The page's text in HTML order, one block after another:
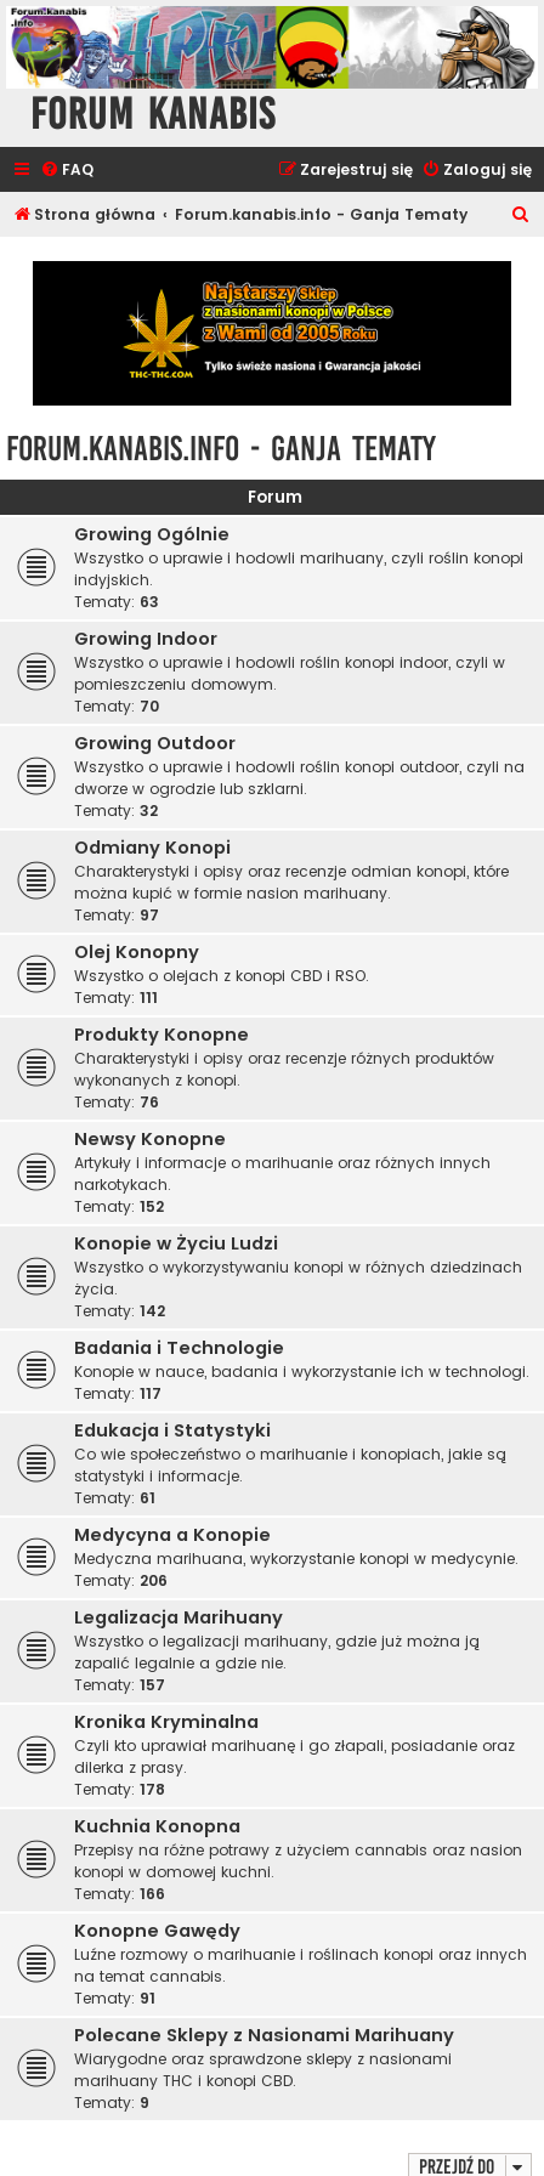
Forum Kanabis
FAQ Zaloguj się
Zarejestruj się
Strona główna Forum.kanabis.info - Ganja Tematy
Forum.kanabis.info - Ganja Tematy
Forum
Growing Ogólnie
Wszystko o uprawie i hodowli marihuany, czyli roślin konopi
indyjskich.
Tematy: 63
Growing Indoor
Wszystko o uprawie i hodowli roślin konopi indoor, czyli w
pomieszczeniu domowym.
Tematy: 70
Growing Outdoor
Wszystko o uprawie i hodowli roślin konopi outdoor, czyli na
dworze w ogrodzie lub szklarni.
Tematy: 32
Odmiany Konopi
Charakterystyki i opisy oraz recenzje odmian konopi, które
można kupić w formie nasion marihuany.
Tematy: 97
Olej Konopny
Wszystko o olejach z konopi CBD i RSO.
Tematy: 111
Produkty Konopne
Charakterystyki i opisy oraz recenzje różnych produktów
wykonanych z konopi.
Tematy: 76
Newsy Konopne
Artykuły i informacje o marihuanie oraz różnych innych
narkotykach.
Tematy: 152
Konopie w Życiu Ludzi
Wszystko o wykorzystywaniu konopi w różnych dziedzinach
życia.
Tematy: 142
Badania i Technologie
Konopie w nauce, badania i wykorzystanie ich w technologi.
Tematy: 117
Edukacja i Statystyki
Co wie społeczeństwo o marihuanie i konopiach, jakie są
statystyki i informacje.
Tematy: 61
Medycyna a Konopie
Medyczna marihuana, wykorzystanie konopi w medycynie.
Tematy: 206
Legalizacja Marihuany
Wszystko o legalizacji marihuany, gdzie już można ją
zapalić legalnie a gdzie nie.
Tematy: 157
Kronika Kryminalna
Czyli kto uprawiał marihuanę i go złapali, posiadanie oraz
dilerka z prasy.
Tematy: 178
Kuchnia Konopna
Przepisy na różne potrawy z użyciem cannabis oraz nasion
konopi w domowej kuchni.
Tematy: 166
Konopne Gawędy
Luźne rozmowy o marihuanie i roślinach konopi oraz innych
na temat cannabis.
Tematy: 91
Polecane Sklepy z Nasionami Marihuany
Wiarygodne oraz sprawdzone sklepy z nasionami
marihuany THC i konopi CBD.
Tematy: 9
Przejdź do